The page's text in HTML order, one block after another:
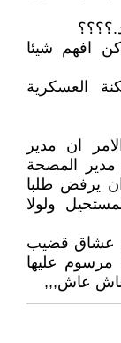
افهم شيئا
العسكرية
ان مدير
المصحة
يرفض طلبا
ولولا
عشاق قضيب
مرسوم عليها
عاش,,,